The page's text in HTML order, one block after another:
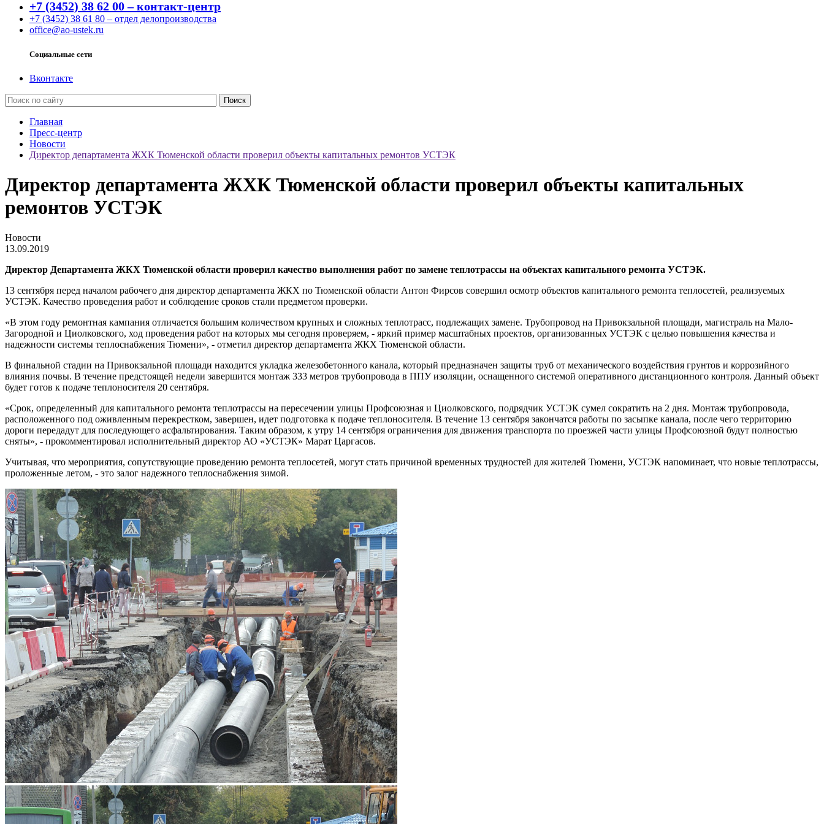
+7 (3452) 38 62 00 – контакт-центр
+7 (3452) 38 61 80 – отдел делопроизводства
office@ao-ustek.ru
Социальные сети
Вконтакте
Главная
Пресс-центр
Новости
Директор департамента ЖХК Тюменской области проверил объекты капитальных ремонтов УСТЭК
Директор департамента ЖХК Тюменской области проверил объекты капитальных
ремонтов УСТЭК
Новости
13.09.2019
Директор Департамента ЖКХ Тюменской области проверил качество выполнения работ по замене теплотрассы на объектах капитального ремонта УСТЭК.
13 сентября перед началом рабочего дня директор департамента ЖКХ по Тюменской области Антон Фирсов совершил осмотр объектов капитального ремонта теплосетей, реализуемых
УСТЭК. Качество проведения работ и соблюдение сроков стали предметом проверки.
«В этом году ремонтная кампания отличается большим количеством крупных и сложных теплотрасс, подлежащих замене. Трубопровод на Привокзальной площади, магистраль на Мало-
Загородной и Циолковского, ход проведения работ на которых мы сегодня проверяем, - яркий пример масштабных проектов, организованных УСТЭК с целью повышения качества и
надежности системы теплоснабжения Тюмени», - отметил директор департамента ЖКХ Тюменской области.
В финальной стадии на Привокзальной площади находится укладка железобетонного канала, который предназначен защиты труб от механического воздействия грунтов и коррозийного
влияния почвы. В течение предстоящей недели завершится монтаж 333 метров трубопровода в ППУ изоляции, оснащенного системой оперативного дистанционного контроля. Данный объект
будет готов к подаче теплоносителя 20 сентября.
«Срок, определенный для капитального ремонта теплотрассы на пересечении улицы Профсоюзная и Циолковского, подрядчик УСТЭК сумел сократить на 2 дня. Монтаж трубопровода,
расположенного под оживленным перекрестком, завершен, идет подготовка к подаче теплоносителя. В течение 13 сентября закончатся работы по засыпке канала, после чего территорию
дороги передадут для последующего асфальтирования. Таким образом, к утру 14 сентября ограничения для движения транспорта по проезжей части улицы Профсоюзной будут полностью
сняты», - прокомментировал исполнительный директор АО «УСТЭК» Марат Царгасов.
Учитывая, что мероприятия, сопутствующие проведению ремонта теплосетей, могут стать причиной временных трудностей для жителей Тюмени, УСТЭК напоминает, что новые теплотрассы,
проложенные летом, - это залог надежного теплоснабжения зимой.